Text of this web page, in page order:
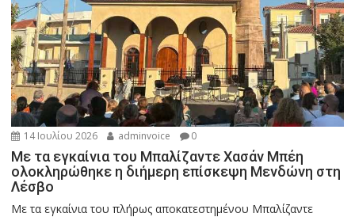
14 Ιουλίου 2026 adminvoice 0
Με τα εγκαίνια του Μπαλίζαντε Χασάν Μπέη
ολοκληρώθηκε η διήμερη επίσκεψη Μενδώνη στη
Λέσβο
Με τα εγκαίνια του πλήρως αποκατεστημένου Μπαλίζαντε